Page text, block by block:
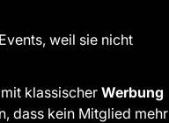
weil sie nicht
klassischer Werbung
dass kein Mitglied mehr